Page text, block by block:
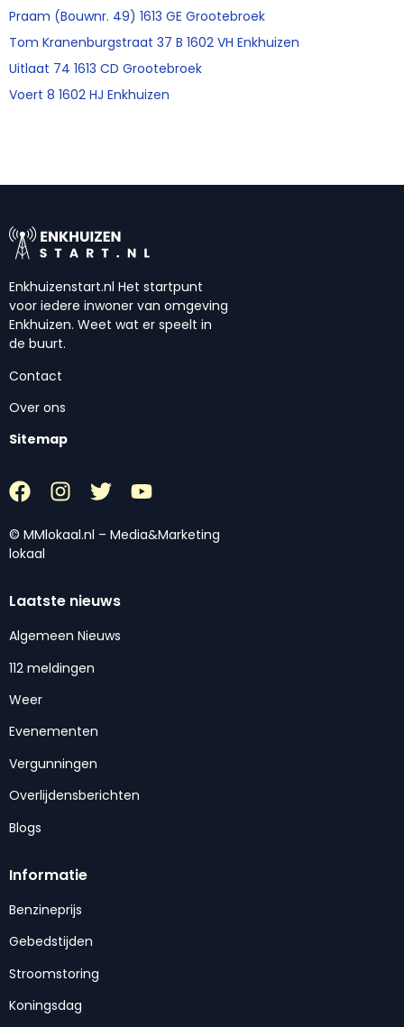
Praam (Bouwnr. 49) 1613 GE Grootebroek
Tom Kranenburgstraat 37 B 1602 VH Enkhuizen
Uitlaat 74 1613 CD Grootebroek
Voert 8 1602 HJ Enkhuizen
Enkhuizenstart.nl Het startpunt
voor iedere inwoner van omgeving
Enkhuizen. Weet wat er speelt in
de buurt.
Contact
Over ons
Sitemap
© MMlokaal.nl – Media&Marketing
lokaal
Laatste nieuws
Algemeen Nieuws
112 meldingen
Weer
Evenementen
Vergunningen
Overlijdensberichten
Blogs
Informatie
Benzineprijs
Gebedstijden
Stroomstoring
Koningsdag